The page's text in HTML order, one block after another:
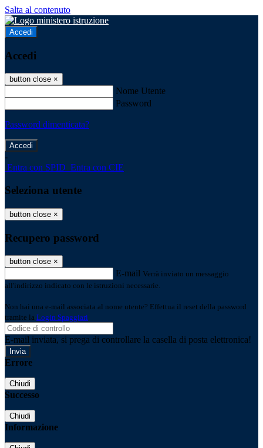
Salta al contenuto
Accedi
Accedi
button close ×
Nome Utente
Password
Password dimenticata?
-
Entra con SPID Entra con CIE
Seleziona utente
button close ×
Recupero password
button close ×
E-mail Verrà inviato un messaggio
all'indirizzo indicato con le istruzioni necessarie.
Non hai una e-mail associata al nome utente? Effettua il reset della password
tramite la Login Spaggiari
E-mail inviata, si prega di controllare la casella di posta elettronica!
Errore
Chiudi
Successo
Chiudi
Informazione